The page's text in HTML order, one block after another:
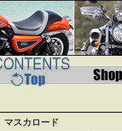
マスカロード